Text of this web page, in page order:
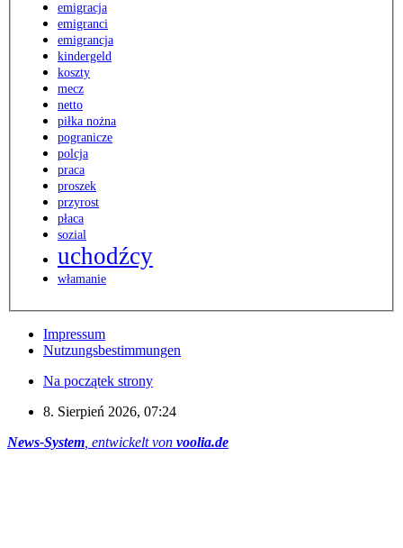
emigracja
emigranci
emigrancja
kindergeld
koszty
mecz
netto
piłka nożna
pogranicze
polcja
praca
proszek
przyrost
płaca
sozial
uchodźcy
włamanie
Impressum
Nutzungsbestimmungen
Na początek strony
8. Sierpień 2026, 07:24
News-System , entwickelt von voolia.de